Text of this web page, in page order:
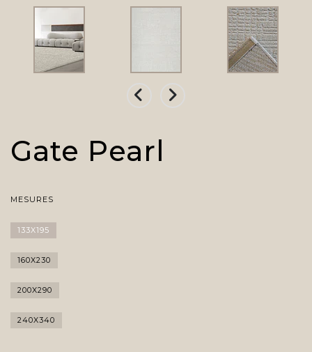
Gate Pearl
MESURES
133X195
160X230
200X290
240X340